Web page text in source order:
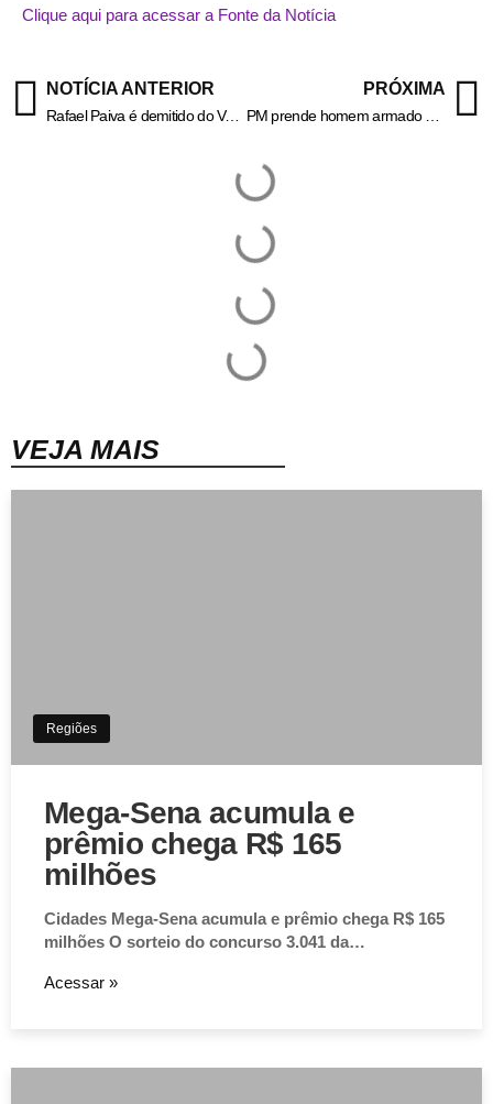
Clique aqui para acessar a Fonte da Notícia
NOTÍCIA ANTERIOR
Rafael Paiva é demitido do Vasco
PRÓXIMA
VEJA MAIS
Regiões
Mega-Sena acumula e
prêmio chega R$ 165
milhões
Cidades Mega-Sena acumula e prêmio chega R$ 165
milhões O sorteio do concurso 3.041 da…
Acessar »